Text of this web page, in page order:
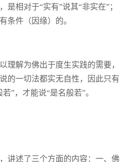
是相对于“实有”说其“非实在”；
条件（因缘）的。
理解为佛出于度生实践的需要，
的一切法都实无自性，因此只有
”，才能说“是名般若”。
讲述了三个方面的内容：一、佛